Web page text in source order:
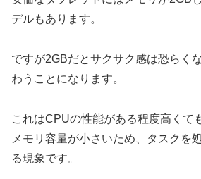
デルもあります。
ですが2GBだとサクサク感は恐らく
わうことになります。
これはCPUの性能がある程度高くて
メモリ容量が小さいため、タスクを
る現象です。